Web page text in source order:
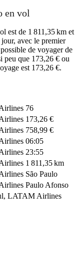
en vol
est de 1 811,35 km et
avec le premier
de voyager de
peu que 173,26 € ou
est 173,26 €.
76
173,26 €
758,99 €
06:05
23:55
1 811,35 km
São Paulo
Paulo Afonso
LATAM Airlines
OpenStreetMapcontributors